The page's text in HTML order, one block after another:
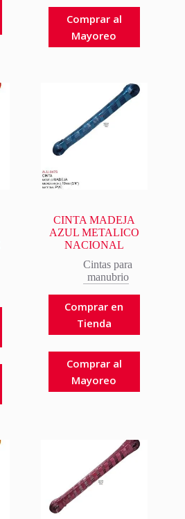
Comprar al
Mayoreo
CINTA MADEJA
AZUL METALICO
NACIONAL
Cintas para
manubrio
Comprar en
Tienda
Comprar al
Mayoreo